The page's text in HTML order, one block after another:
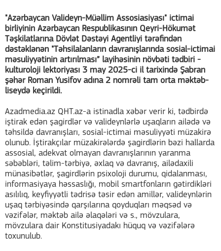
"Azərbaycan Valideyn-Müəllim Assosiasiyası" ictimai
birliyinin Azərbaycan Respublikasının Qeyri-Hökumət
Təşkilatlarına Dövlət Dəstəyi Agentliyi tərəfindən
dəstəklənən "Təhsilalanların davranışlarında sosial-ictimai
məsuliyyətinin artırılması” layihəsinin növbəti tədbiri -
kulturoloji lektoriyası 3 may 2025-ci il tarixində Şabran
şəhər Roman Yusifov adına 2 nomrəli tam orta məktəb-
liseydə keçirildi.
Azadmedia.az QHT.az-a istinadla xəbər verir ki, tədbirdə
iştirak edən şagirdlər və valideynlərlə uşaqların ailədə və
təhsildə davranışları, sosial-ictimai məsuliyyəti müzakirə
olunub. İştirakçılar müzakirələrdə şagirdlərin bəzi hallarda
assosial, adekvat olmayan davranışlarının yaranma
səbəbləri, təlim-tərbiyə, əxlaq və davranış, ailədaxili
münasibətlər, şagirdlərin psixoloji durumu, qidalanması,
informasiyaya həssaslığı, mobil smartfonların gətirdikləri
asılılıq, keyfiyyətli tədrisə təsir edən amillər, valideynlərin
uşaq tərbiyəsində qarşılarına qoyduqları məqsəd və
vəzifələr, məktəb ailə əlaqələri və s., mövzulara,
mövzulara dair Konstitusiyadakı hüquq və vəzifələrə
toxunulub.